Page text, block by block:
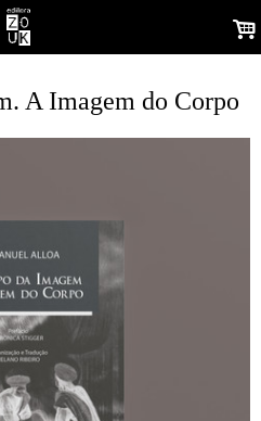
.
A Imagem do Corpo